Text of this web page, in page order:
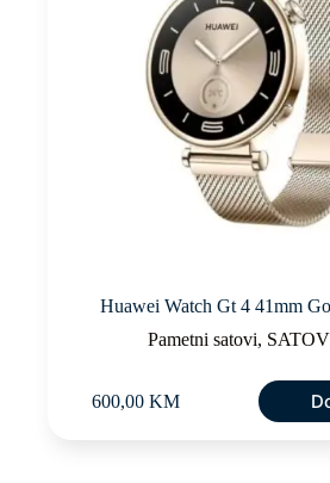
Huawei Watch Gt 4 41mm
Pametni satovi,
600,00 KM